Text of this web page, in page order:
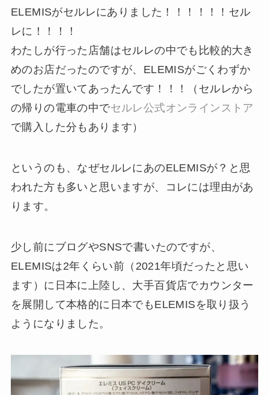
ELEMISがセルレにありました！！！！！！セル
レに！！！！
わたしが行った店舗はセルレの中でも比較的大き
めのお店だったのですが、ELEMISがごくわずか
でしたが置いてあったんです！！！（セルレから
の帰りの電車の中でセルレ公式オンラインストア
で購入した分もあります）
というのも、なぜセルレにあのELEMISが？と思
われた方も多いと思いますが、コレには理由があ
ります。
少し前にブログやSNSで書いたのですが、
ELEMISは2年くらい前（2021年頃だったと思い
ます）に日本に上陸し、大手百貨店でカウンター
を展開して本格的に日本でもELEMISを取り扱う
ようになりました。